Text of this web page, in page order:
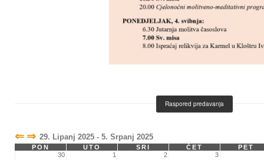
Raspored predavanja
⇐ ⇒ 29. Lipanj 2025 - 5. Srpanj 2025
PON UTO SRI ČET
PET
30
1 2 3